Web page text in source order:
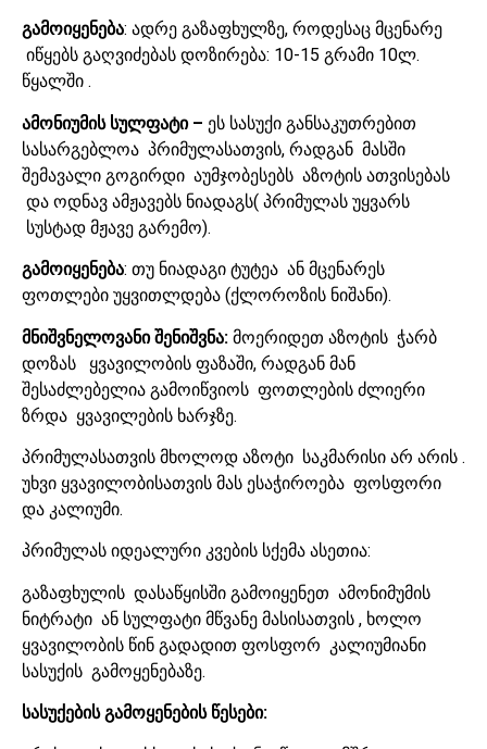
გამოიყენება: ადრე გაზაფხულზე, როდესაც მცენარე
იწყებს გაღვიძებას დოზირება: 10-15 გრამი 10ლ.
წყალში .
ამონიუმის სულფატი – ეს სასუქი განსაკუთრებით
სასარგებლოა პრიმულასათვის, რადგან მასში
შემავალი გოგირდი აუმჯობესებს აზოტის ათვისებას
და ოდნავ ამჟავებს ნიადაგს( პრიმულას უყვარს
სუსტად მჟავე გარემო).
გამოიყენება: თუ ნიადაგი ტუტეა ან მცენარეს
ფოთლები უყვითლდება (ქლოროზის ნიშანი).
მნიშვნელოვანი შენიშვნა: მოერიდეთ აზოტის ჭარბ
დოზას ყვავილობის ფაზაში, რადგან მან
შესაძლებელია გამოიწვიოს ფოთლების ძლიერი
ზრდა ყვავილების ხარჯზე.
პრიმულასათვის მხოლოდ აზოტი საკმარისი არ არის .
უხვი ყვავილობისათვის მას ესაჭიროება ფოსფორი
და კალიუმი.
პრიმულას იდეალური კვების სქემა ასეთია:
გაზაფხულის დასაწყისში გამოიყენეთ ამონიმუმის
ნიტრატი ან სულფატი მწვანე მასისათვის , ხოლო
ყვავილობის წინ გადადით ფოსფორ კალიუმიანი
სასუქის გამოყენებაზე.
სასუქების გამოყენების წესები: